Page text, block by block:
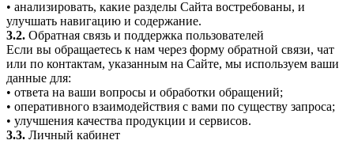
• анализировать, какие разделы Сайта востребованы, и
улучшать навигацию и содержание.
3.2. Обратная связь и поддержка пользователей
Если вы обращаетесь к нам через форму обратной связи, чат
или по контактам, указанным на Сайте, мы используем ваши
данные для:
• ответа на ваши вопросы и обработки обращений;
• оперативного взаимодействия с вами по существу запроса;
• улучшения качества продукции и сервисов.
3.3. Личный кабинет